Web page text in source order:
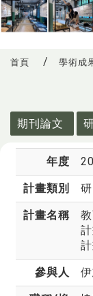
首頁 學術成
期刊論文
年度
計畫類別
計畫名稱
計
參與人